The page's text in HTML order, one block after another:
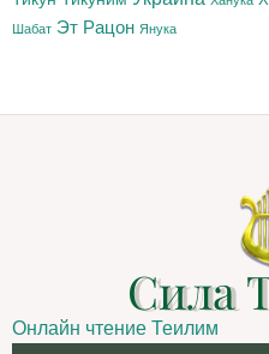
Шабат Эт Рацон Янука
Сила
Онлайн чтение Теилим